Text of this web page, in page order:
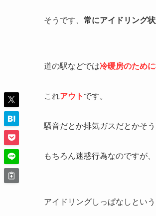
そうです、 常にアイドリング
道の駅などでは冷暖房のため
これアウトです。
騒音だとか排気ガスだとかそ
もちろん迷惑行為なのですが
アイドリングしっぱなしとい